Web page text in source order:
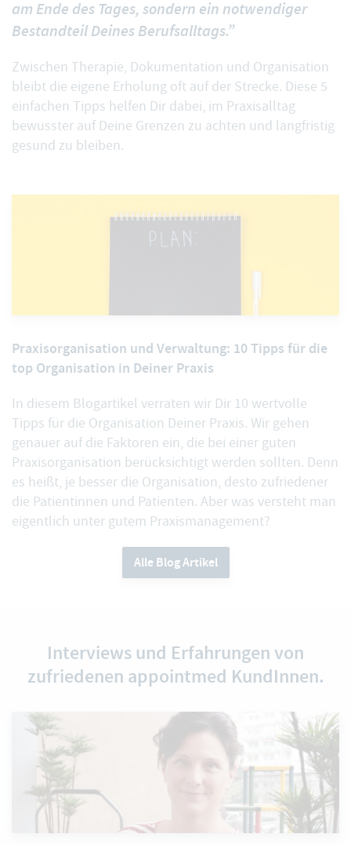
am Ende des Tages, sondern ein notwendiger
Bestandteil Deines Berufsalltags.”
Zwischen Therapie, Dokumentation und Organisation
bleibt die eigene Erholung oft auf der Strecke. Diese 5
einfachen Tipps helfen Dir dabei, im Praxisalltag
bewusster auf Deine Grenzen zu achten und langfristig
gesund zu bleiben.
Praxisorganisation und Verwaltung: 10 Tipps für die
top Organisation in Deiner Praxis
In diesem Blogartikel verraten wir Dir 10 wertvolle
Tipps für die Organisation Deiner Praxis. Wir gehen
genauer auf die Faktoren ein, die bei einer guten
Praxisorganisation berücksichtigt werden sollten. Denn
es heißt, je besser die Organisation, desto zufriedener
die Patientinnen und Patienten. Aber was versteht man
eigentlich unter gutem Praxismanagement?
Alle Blog Artikel
Interviews und Erfahrungen von
zufriedenen appointmed KundInnen.